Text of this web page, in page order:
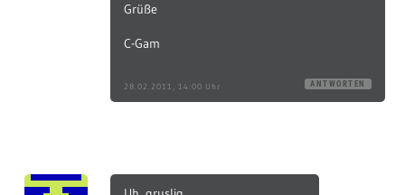
Grüße
C-Gam
28.02.2011, 14:00 Uhr ANTWORTEN